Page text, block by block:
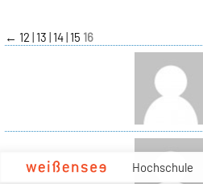
Hochschule
← 12 13 14 15 16